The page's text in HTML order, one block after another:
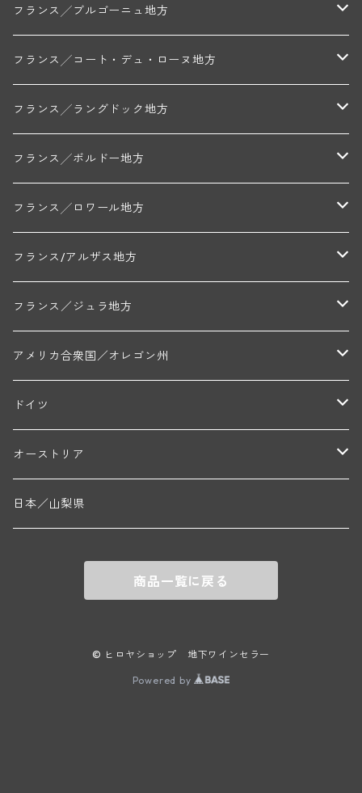
モンターニュ・ド・ランス
トリシェ・ディディエ
コート・デ・ブラン
ミッシェル・ジュネ
フランス╱ブルゴーニュ地方
シャブリ地区
プティ・ポンティニィ(シャブリ)
アラン・マティアス(トネロワ)
コート・ド・ニュイ地区
クロード・デュガ(ジュヴレ・シャンベルタン)
セラファン・ペール・エ・フィス(ジュヴレ・シャンベルタン)
エマニュエル・ルジェ(フラジェ・エシェゾー)
ニコラ・ルジェ(フラジェ・エシェゾー)
ドニ・モルテ(ジュヴレ・シャンベルタン)
コート・ド・ボーヌ地区
フランソワーズ・ジャニアール(ペルナン・ヴェルジュレス)
マルキ・ダンジェルヴィル(ヴォルネー)
ドニ・ペール・エ・フィス(ペルナン・ヴェルジュレス)
コント・ラフォン(ムルソー)
フランソワ・ミクルスキ(ムルソー)
コート・シャロネーズ地区
ロワイエ(コート・デュ・クーショワ)
A&Pド・ヴィレーヌ(ブーズロン)
マコネ地区
マンシア・ポンセ(シャントレ)
ボージョレ地区
フランク・ジュイヤール(ジュリエナ)
ギイ・ブルトン(モルゴン)
フランス╱コート・デュ・ローヌ地方
北部地区
ジャン・ルイ・シャーヴ(エルミタージュ)
ジャン・ルイ・シャーヴ・セレクション(エルミタージュ)
南部地区
ル・ヴュー・ドンジョン(シャトーヌフ・デュ・パプ)
シャトー・ライヤ(シャトーヌフ・デュ・パプ)
フランス╱ラングドック地方
コトー・デュ・ラングドック地区
ド・ロルチュ(ヴァルフローネ)
ヴァン・ド・ペイ・ド・レロー
ムーラン・ド・ガサック
フランス╱ボルドー地方
アントル・ドゥー・メール地区
シャトー・レストリーユ
メドック地区
シャトー・ル・タンプル
フランス╱ロワール地方
ペイ・ナンテ地区
デ・オー・ペミオン(ムスカデ)
サントル・ニヴェルネ地区
ディディエ・ダグノー(プイィ・フュメ)
レジス・ミネ(プイィ・フュメ)
トゥーレーヌ地区
ド・ラ・ノブレ(シノン)
フランス/アルザス地方
ロリー・ガスマン
フランス／ジュラ地方
アルボワ
ペリカン
アメリカ合衆国／オレゴン州
ウィラメット・ヴァレー
ニコラ・ジェイ
ドイツ
ラインガウ
ゲオルグ・ブロイヤー
フランケン
オーストリア
テルメンレギオン
セップ・モーザ―
カンプタール
日本／山梨県
商品一覧に戻る
© ヒロヤショップ 地下ワインセラー
Powered by